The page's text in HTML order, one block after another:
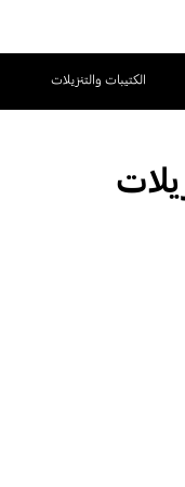
الكتيبات والتنزيلات